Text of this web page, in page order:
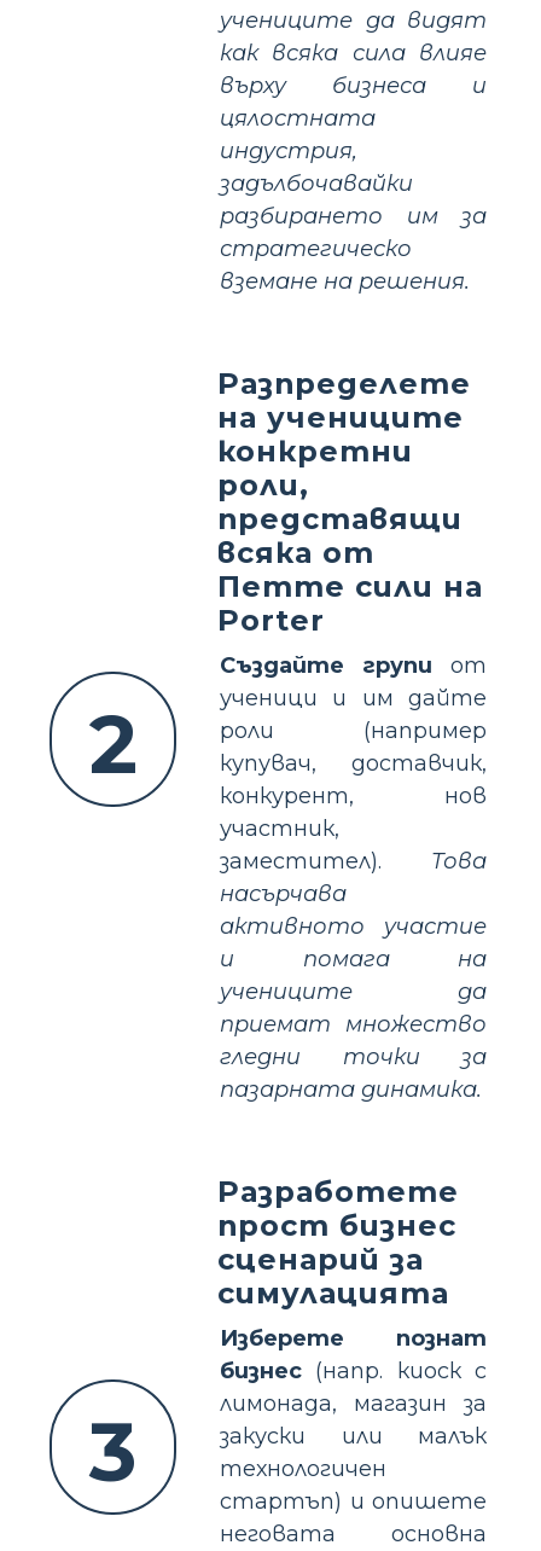
учениците да видят
как всяка сила влияе
върху бизнеса и
цялостната
индустрия,
задълбочавайки
разбирането им за
стратегическо
вземане на решения.
2
Разпределете
на учениците
конкретни
роли,
представящи
всяка от
Петте сили на
Porter
Създайте групи от
ученици и им дайте
роли (например
купувач, доставчик,
конкурент, нов
участник,
заместител). Това
насърчава
активното участие
и помага на
учениците да
приемат множество
гледни точки за
пазарната динамика.
3
Разработете
прост бизнес
сценарий за
симулацията
Изберете познат
бизнес (напр. киоск с
лимонада, магазин за
закуски или малък
технологичен
стартъп) и опишете
неговата основна